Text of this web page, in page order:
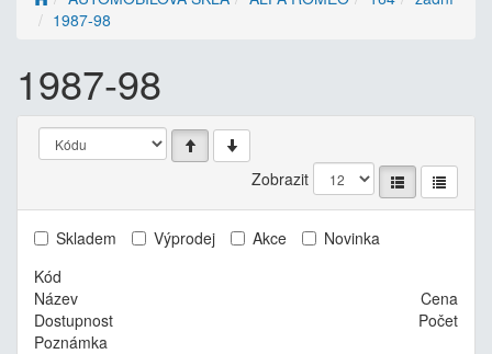
1987-98
1987-98
Zobrazit
Skladem Výprodej Akce
Novinka
Kód
Název
Cena
Dostupnost
Počet
Poznámka